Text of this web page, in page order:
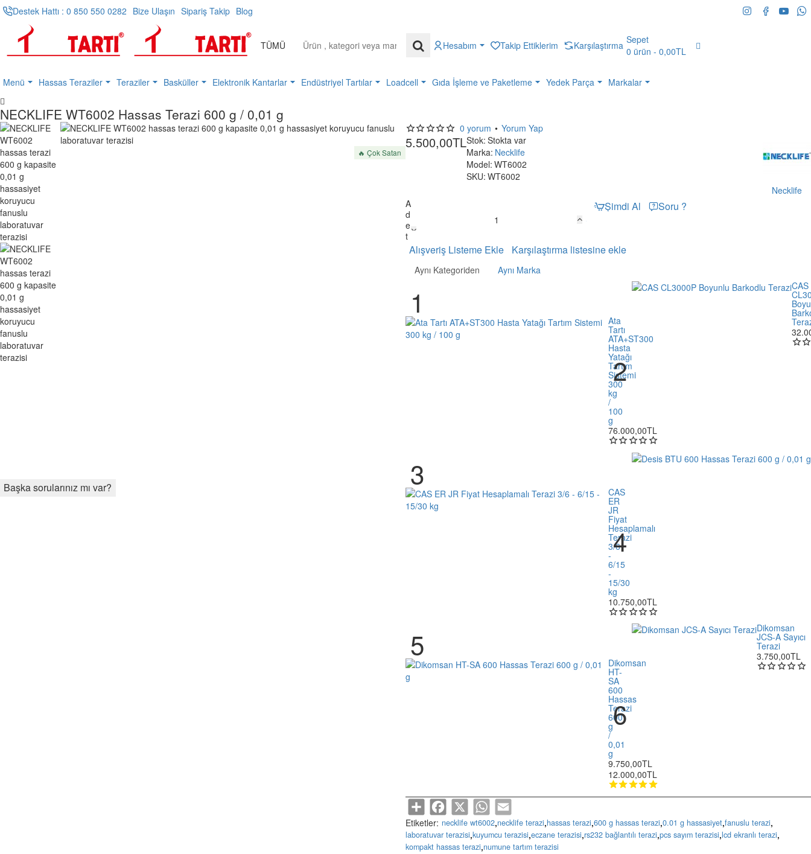
Destek Hattı : 0 850 550 0282 Bize Ulaşın Sipariş Takip Blog
TÜMÜ
Ürün
veya
ara...
Hesabım Takip Ettiklerim Karşılaştırma Sepet
0 ürün - 0,00TL
Menü Hassas Teraziler Teraziler Basküller Elektronik Kantarlar Endüstriyel Tartılar Loadcell Gıda İşleme ve Paketleme Yedek Parça Markalar
h
o
m
e
NECKLIFE WT6002 Hassas Terazi 600 g / 0,01 g
🔥 Çok Satan
Başka sorularınız mı var?
0 yorum • Yorum Yap
5.500,00TLStok: Stokta var
Marka: Necklife
Model: WT6002
SKU: WT6002
Necklife
A
d
e
t
Şimdi Al Soru ?
Alışveriş Listeme Ekle Karşılaştırma listesine ekle
Aynı Kategoriden Aynı Marka
Ata
Tartı
ATA+ST300
Hasta
Yatağı
Tartım
Sistemi
300
kg
/
100
g
76.000,00TL
CAS
CAS
ER
JR
Fiyat
Hesaplamalı
Terazi
3/6
-
6/15
-
15/30
kg
10.750,00TL
Dikomsan
HT-
SA
600
Hassas
Terazi
600
g
/
0,01
g
9.750,00TL
12.000,00TL
Dikomsan
JCS-A Sayıcı
Terazi
3.750,00TL
Share Facebook
X WhatsAppEmail
Etiketler: necklife wt6002,necklife terazi,hassas terazi,600 g hassas terazi,0.01 g hassasiyet,fanuslu terazi,
laboratuvar terazisi,kuyumcu terazisi,eczane terazisi,rs232 bağlantılı terazi,pcs sayım terazisi,lcd ekranlı terazi,
kompakt hassas terazi,numune tartım terazisi